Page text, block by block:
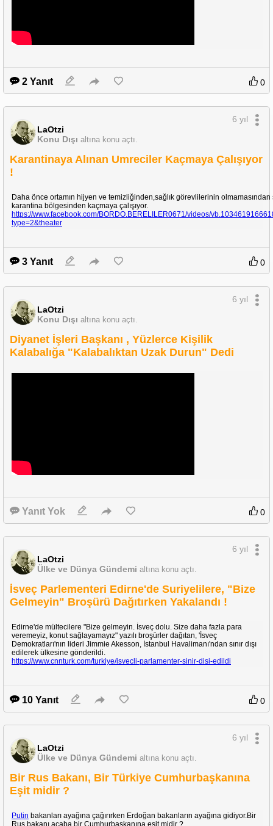
2 Yanıt 0
LaOtzi
Konu Dışı altına konu açtı.
6 yıl
Karantinaya Alınan Umreciler Kaçmaya Çalışıyor
!
Daha önce ortamın hijyen ve temizliğinden,sağlık görevlilerinin
karantina bölgesinden kaçmaya çalışıyor.
https://www.facebook.com/BORDO.BERELILER0671/videos/
type=2&theater
3 Yanıt 0
LaOtzi
Konu Dışı altına konu açtı.
6 yıl
Diyanet İşleri Başkanı , Yüzlerce Kişilik
Kalabalığa "Kalabalıktan Uzak Durun" Dedi
Yanıt Yok 0
LaOtzi
Ülke ve Dünya Gündemi altına konu açtı.
6 yıl
İsveç Parlementeri Edirne'de Suriyelilere, "Bize
Gelmeyin" Broşürü Dağıtırken Yakalandı !
Edirne'de mültecilere "Bize gelmeyin. İsveç dolu. Size daha fazla para
veremeyiz, konut sağlayamayız" yazılı broşürler dağıtan, 'İsveç
Demokratları'nın lideri Jimmie Akesson, İstanbul Havalimanı'ndan sınır dışı
edilerek ülkesine gönderildi.
https://www.cnnturk.com/turkiye/isvecli-parlamenter-sinir-disi-edildi
10 Yanıt 0
LaOtzi
Ülke ve Dünya Gündemi altına konu açtı.
6 yıl
Bir Rus Bakanı, Bir Türkiye Cumhurbaşkanına
Eşit midir ?
Putin bakanları ayağına çağırırken Erdoğan bakanların ayağına gidiyor.Bir
Rus bakanı acaba bir Cumhurbaşkanına eşit midir ?